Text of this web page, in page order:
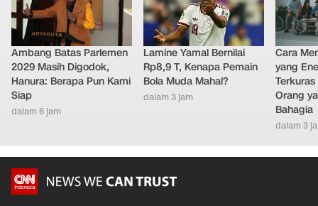
Ambang Batas Parlemen
2029 Masih Digodok,
Hanura: Berapa Pun Kami
Siap
dalam 6 jam
Lamine Yamal Bernilai
Rp8,9 T, Kenapa Pemain
Bola Muda Mahal?
dalam 3 jam
Cara
yang
Orang
Bahagia
dalam 3